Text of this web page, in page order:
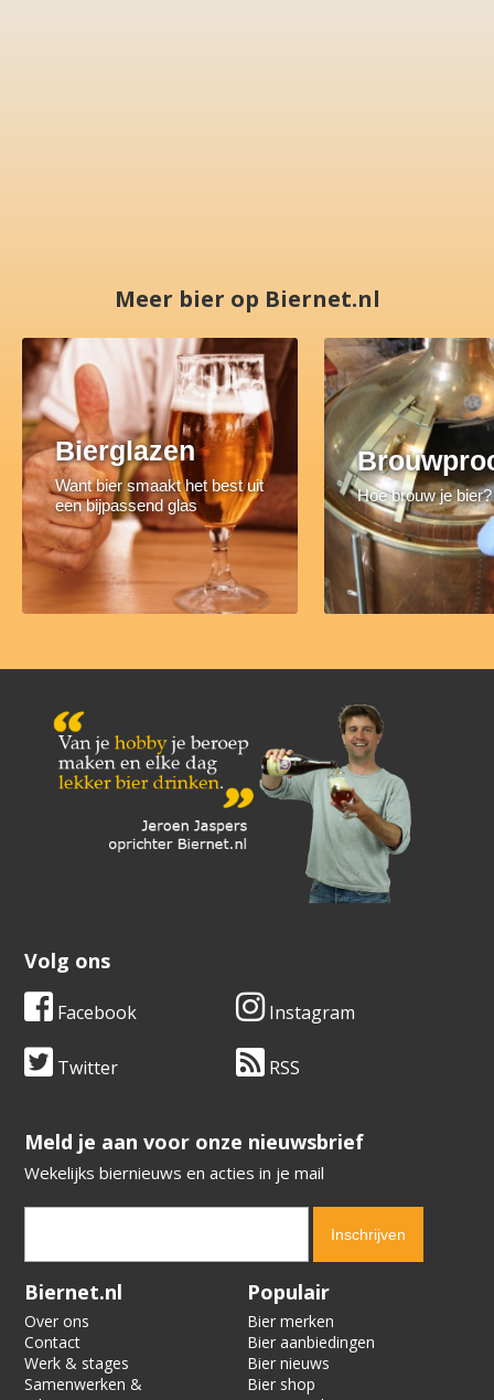
Meer bier op Biernet.nl
Bierglazen
Want bier smaakt het best uit
een bijpassend glas
Hoe brouw je bier?
Volg ons
Facebook Instagram
Twitter RSS
​​​​​​​Meld je aan voor onze nieuwsbrief
Wekelijks biernieuws en acties in je mail
Verification code:
Biernet.nl
Over ons
Contact
Werk & stages
Samenwerken &
Populair
Bier merken
Bier aanbiedingen
Bier nieuws
Bier shop